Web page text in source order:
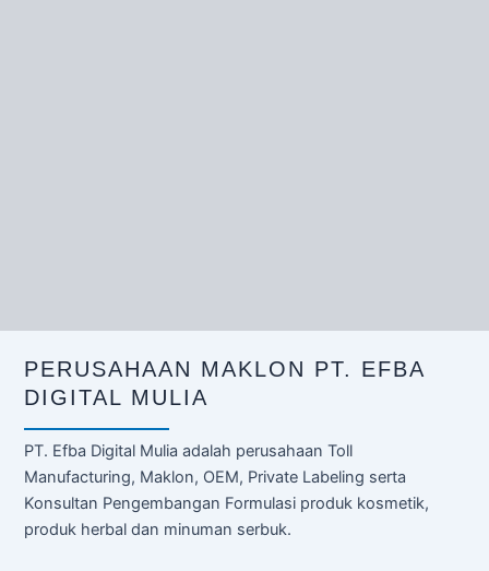
PERUSAHAAN MAKLON PT. EFBA
DIGITAL MULIA
PT. Efba Digital Mulia adalah perusahaan Toll
Manufacturing, Maklon, OEM, Private Labeling serta
Konsultan Pengembangan Formulasi produk kosmetik,
produk herbal dan minuman serbuk.